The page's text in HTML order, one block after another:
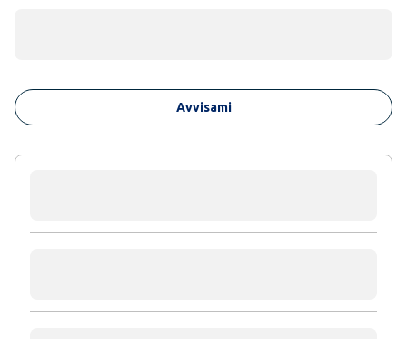
Avvisami